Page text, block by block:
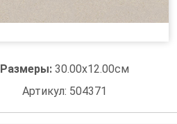
Размеры: 30.00x12.00см
Артикул: 504371